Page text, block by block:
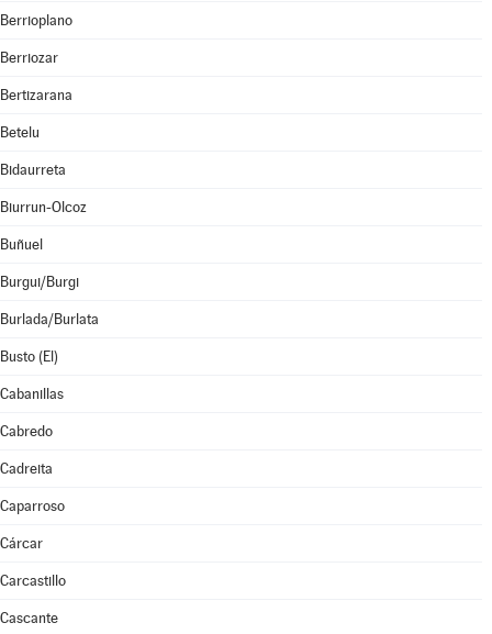
Berrioplano
Berriozar
Bertizarana
Betelu
Bidaurreta
Biurrun-Olcoz
Buñuel
Burgui/Burgi
Burlada/Burlata
Busto (El)
Cabanillas
Cabredo
Cadreita
Caparroso
Cárcar
Carcastillo
Cascante